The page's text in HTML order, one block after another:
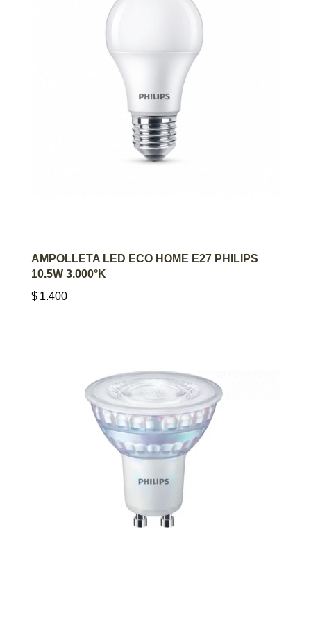
AGREGAR AL CARRITO
AMPOLLETA LED ECO HOME E27 PHILIPS
10.5W 3.000°K
$ 1.400